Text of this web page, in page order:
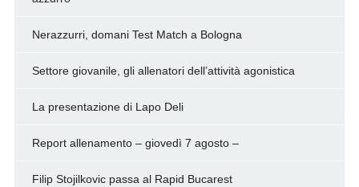
Nerazzurri, domani Test Match a Bologna
Settore giovanile, gli allenatori dell’attività agonistica
La presentazione di Lapo Deli
Report allenamento – giovedì 7 agosto –
Filip Stojilkovic passa al Rapid Bucarest